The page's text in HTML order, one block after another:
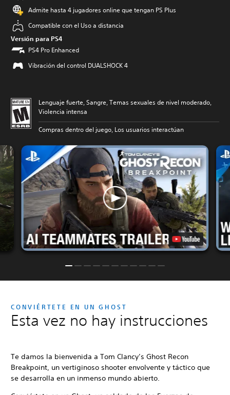
Admite hasta 4 jugadores online que tengan PS Plus
Compatible con el Uso a distancia
Versión para PS4
PS4 Pro Enhanced
Vibración del control DUALSHOCK 4
Lenguaje fuerte, Sangre, Temas sexuales de nivel moderado,
Violencia intensa
Compras dentro del juego, Los usuarios interactúan
CONVIÉRTETE EN UN GHOST
Esta vez no hay instrucciones
Te damos la bienvenida a Tom Clancy’s Ghost Recon
Breakpoint, un vertiginoso shooter envolvente y táctico que
se desarrolla en un inmenso mundo abierto.